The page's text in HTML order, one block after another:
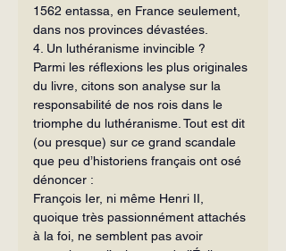
1562 entassa, en France seulement,
dans nos provinces dévastées.
4. Un luthéranisme invincible ?
Parmi les réflexions les plus originales
du livre, citons son analyse sur la
responsabilité de nos rois dans le
triomphe du luthéranisme. Tout est dit
(ou presque) sur ce grand scandale
que peu d’his­toriens français ont osé
dénoncer :
François Ier, ni même Henri II,
quoique très passionnément attachés
à la foi, ne semblent pas avoir